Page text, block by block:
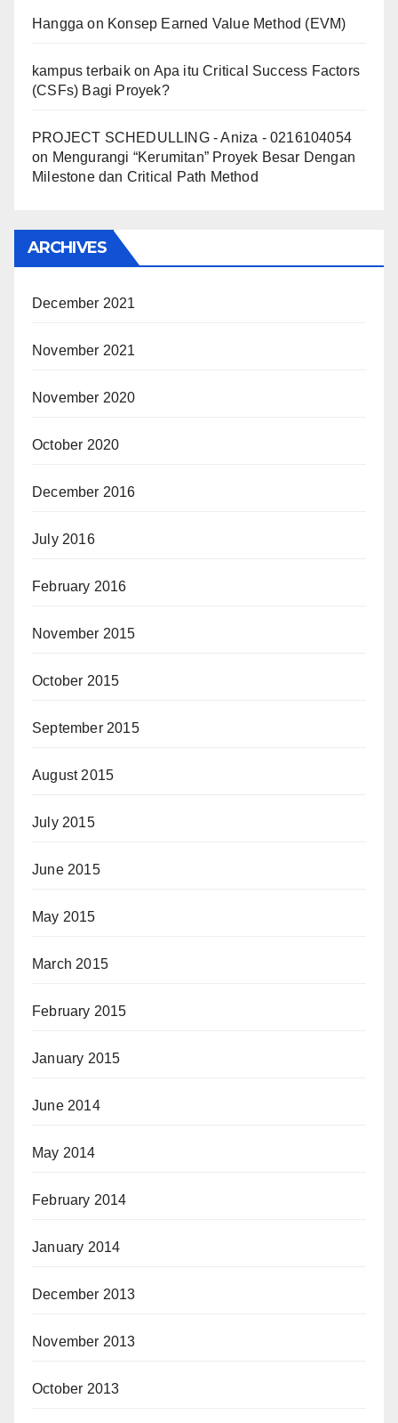
Hangga on Konsep Earned Value Method (EVM)
kampus terbaikon Apa itu Critical Success Factors
(CSFs) Bagi Proyek?
PROJECT SCHEDULLING - Aniza - 0216104054
on Mengurangi “Kerumitan” Proyek Besar Dengan
Milestone dan Critical Path Method
ARCHIVES
December 2021
November 2021
November 2020
October 2020
December 2016
July 2016
February 2016
November 2015
October 2015
September 2015
August 2015
July 2015
June 2015
May 2015
March 2015
February 2015
January 2015
June 2014
May 2014
February 2014
January 2014
December 2013
November 2013
October 2013